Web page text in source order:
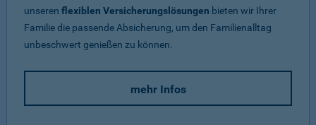
unseren flexiblen Versicherungslösungen bieten wir Ihrer
Familie die passende Absicherung, um den Familienalltag
unbeschwert genießen zu können.
mehr Infos